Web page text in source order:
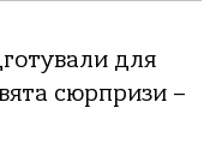
для
сюрпризи –